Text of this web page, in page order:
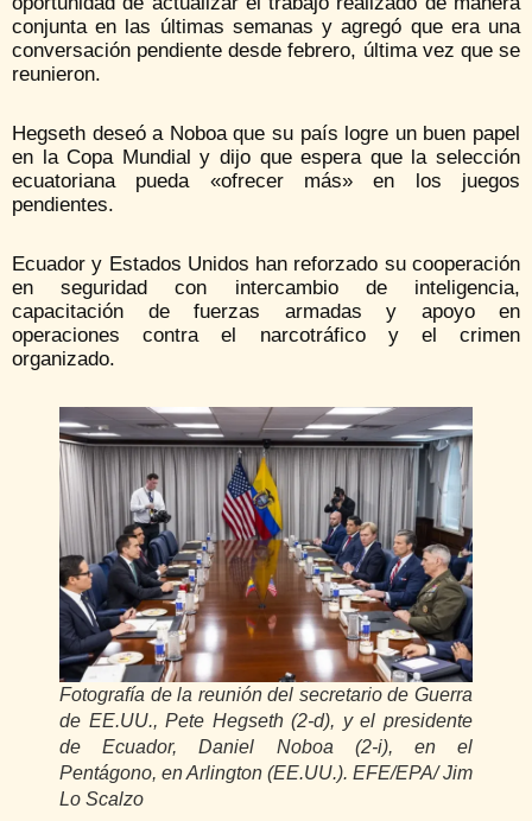
conjunta en las últimas semanas y agregó que era una
conversación pendiente desde febrero, última vez que se
reunieron.
Hegseth deseó a Noboa que su país logre un buen papel
en la Copa Mundial y dijo que espera que la selección
ecuatoriana pueda «ofrecer más» en los juegos
pendientes.
Ecuador y Estados Unidos han reforzado su cooperación
en seguridad con intercambio de inteligencia,
capacitación de fuerzas armadas y apoyo en
operaciones contra el narcotráfico y el crimen
organizado.
Fotografía de la reunión del secretario de Guerra
de EE.UU., Pete Hegseth (2-d), y el presidente
de Ecuador, Daniel Noboa (2-i), en el
Pentágono, en Arlington (EE.UU.). EFE/EPA/ Jim
Lo Scalzo